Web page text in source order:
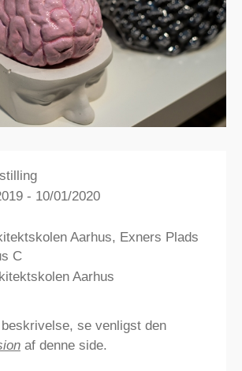
- 10/01/2020
Aarhus, Exners Plads
C
Aarhus
se venligst den
af denne side.